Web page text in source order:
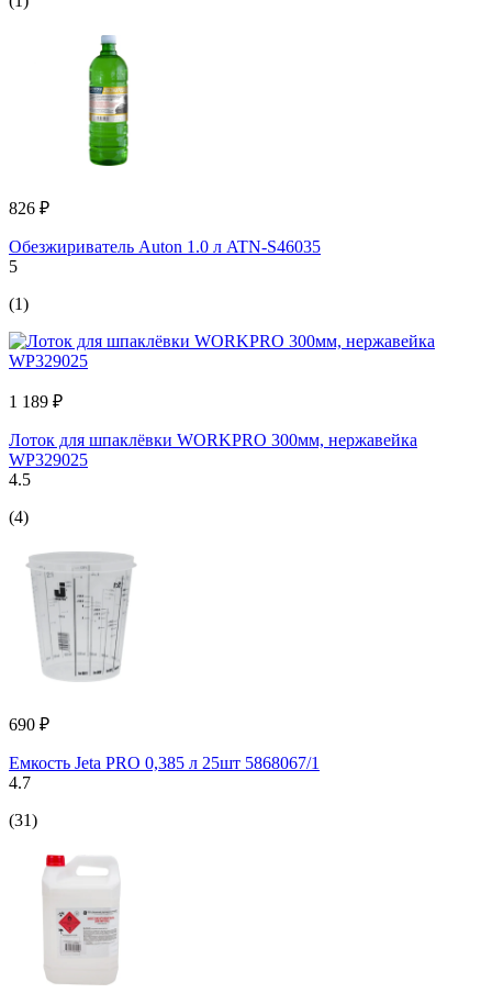
826 ₽
Обезжириватель Auton 1.0 л ATN-S46035
5
(1)
1 189 ₽
Лоток для шпаклёвки WORKPRO 300мм, нержавейка
WP329025
4.5
(4)
690 ₽
Емкость Jeta PRO 0,385 л 25шт 5868067/1
4.7
(31)